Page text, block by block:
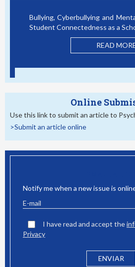
Bullying, Cyberbullying and
Student Connectedness as a
READ MORE
Online
Use this link to submit an article to
>Submit an article online
Notify me when a new issue is
I have read and accept the
Privacy